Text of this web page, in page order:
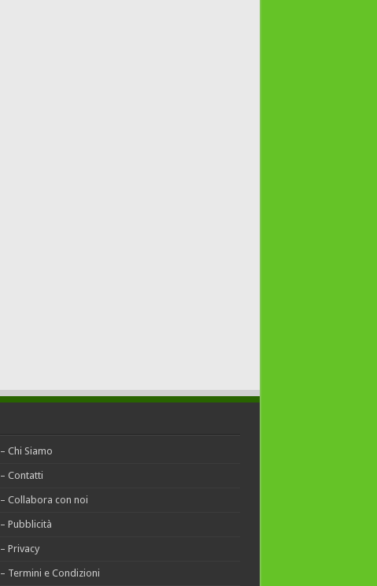
– Chi Siamo
– Contatti
– Collabora con noi
– Pubblicità
– Privacy
– Termini e Condizioni